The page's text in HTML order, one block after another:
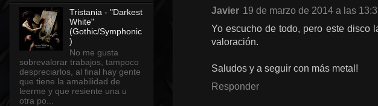
Javier 19 de marzo de 2014 a las
Yo escucho de todo, pero este disco
valoración.
Saludos y a seguir con más metal!
Responder
Tristania - "Darkest
White"
(Gothic/Symphonic
)
No me gusta
sobrevalorar trabajos, tampoco
despreciarlos, al final hay gente
que tiene la amabilidad de
leerme y que resiente una u
otra po...